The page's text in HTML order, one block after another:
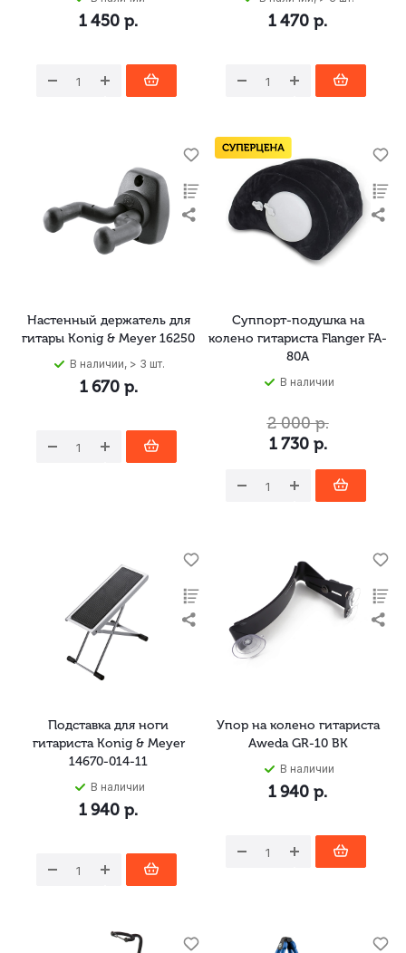
1 450 р. 1 470 р.
Настенный держатель для
гитары Konig & Meyer 16250
В наличии, > 3 шт.
1 670р.
Суппорт-подушка на
колено гитариста Flanger FA-
80A
В наличии
1 730р.
2 000р.
Подставка для ноги
гитариста Konig & Meyer
14670-014-11
В наличии
1 940 р.
Упор на колено гитариста
Aweda GR-10 BK
В наличии
1 940 р.